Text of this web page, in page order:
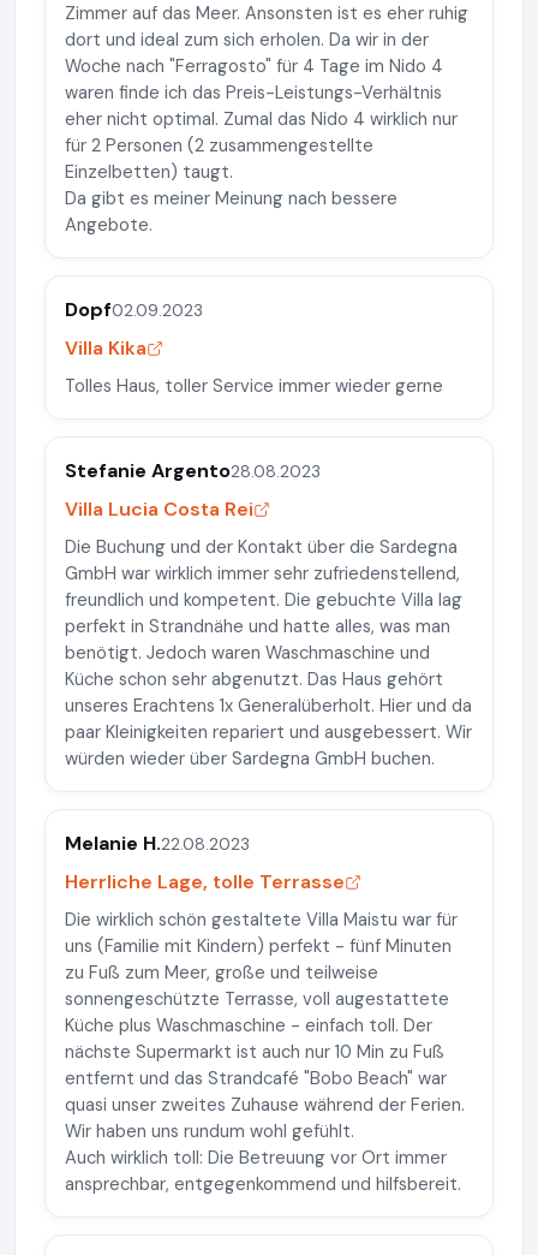
Zimmer auf das Meer. Ansonsten ist es eher ruhig
dort und ideal zum sich erholen. Da wir in der
Woche nach "Ferragosto" für 4 Tage im Nido 4
waren finde ich das Preis-Leistungs-Verhältnis
eher nicht optimal. Zumal das Nido 4 wirklich nur
für 2 Personen (2 zusammengestellte
Einzelbetten) taugt.
Da gibt es meiner Meinung nach bessere
Angebote.
Dopf02.09.2023
Villa Kika
Tolles Haus, toller Service immer wieder gerne
Stefanie Argento28.08.2023
Villa Lucia Costa Rei
Die Buchung und der Kontakt über die Sardegna
GmbH war wirklich immer sehr zufriedenstellend,
freundlich und kompetent. Die gebuchte Villa lag
perfekt in Strandnähe und hatte alles, was man
benötigt. Jedoch waren Waschmaschine und
Küche schon sehr abgenutzt. Das Haus gehört
unseres Erachtens 1x Generalüberholt. Hier und da
paar Kleinigkeiten repariert und ausgebessert. Wir
würden wieder über Sardegna GmbH buchen.
Melanie H.22.08.2023
Herrliche Lage, tolle Terrasse
Die wirklich schön gestaltete Villa Maistu war für
uns (Familie mit Kindern) perfekt - fünf Minuten
zu Fuß zum Meer, große und teilweise
sonnengeschützte Terrasse, voll augestattete
Küche plus Waschmaschine - einfach toll. Der
nächste Supermarkt ist auch nur 10 Min zu Fuß
entfernt und das Strandcafé "Bobo Beach" war
quasi unser zweites Zuhause während der Ferien.
Wir haben uns rundum wohl gefühlt.
Auch wirklich toll: Die Betreuung vor Ort immer
ansprechbar, entgegenkommend und hilfsbereit.